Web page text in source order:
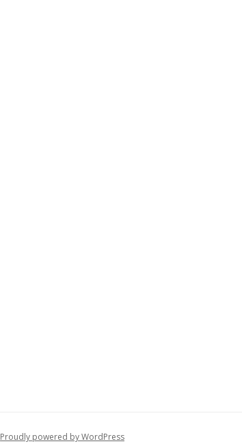
Proudly powered by WordPress